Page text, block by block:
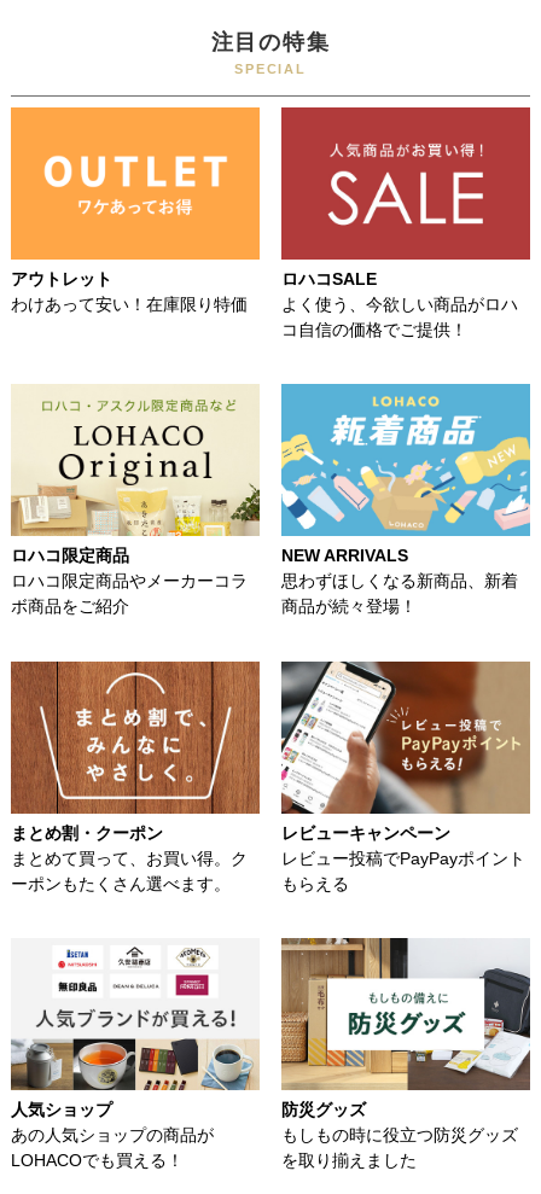
注目の特集
SPECIAL
アウトレット
わけあって安い！在庫限り特価
ロハコSALE
よく使う、今欲しい商品がロハ
コ自信の価格でご提供！
ロハコ限定商品
ロハコ限定商品やメーカーコラ
ボ商品をご紹介
NEW ARRIVALS
思わずほしくなる新商品、新着
商品が続々登場！
まとめ割・クーポン
まとめて買って、お買い得。ク
ーポンもたくさん選べます。
レビューキャンペーン
レビュー投稿でPayPayポイント
もらえる
人気ショップ
あの人気ショップの商品が
LOHACOでも買える！
防災グッズ
もしもの時に役立つ防災グッズ
を取り揃えました